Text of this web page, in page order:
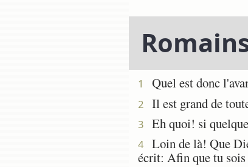
1 Quel est donc
2 Il est grand de
3 Eh quoi! si
4
Loin de là! Que
écrit: Afin que tu sois